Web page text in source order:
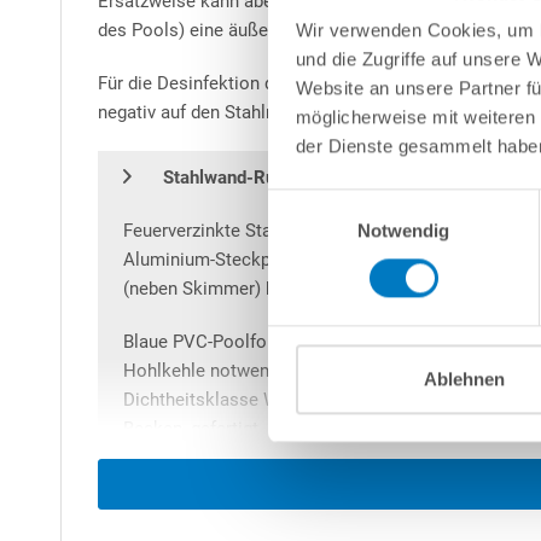
Wir verwenden Cookies,
und die Zugriffe auf unsere
Website an unsere Partner
möglicherweise mit
der Dienste gesammelt
Notwendig
Ablehnen
des Pools) eine äußerst zeitsparende Alternative zum
Für die Desinfektion des Poolwassers empfehlen wir
negativ auf den Stahlmantel auswirken könnte.
Stahlwand-Rundbecken
Feuerverzinkte Stahlwand mit 0,6 mm Stärke,
Aluminium-Steckprofil für die schnelle Verbindung
(neben Skimmer) bereits vorbereitet.
Blaue PVC-Poolfolie mitca. 0,8 mm Stärkesowie
Hohlkehle notwendig und sehr passgenau! UV-
Dichtheitsklasse W1. Hinweis: Die Poolfolie wird
sollte bei Temperaturen zwischen +15 bis +25° C
genannte Mindesttemperatur vorherrschen sollte,
die Innenhülle sonst beim Verlegen nicht schnell